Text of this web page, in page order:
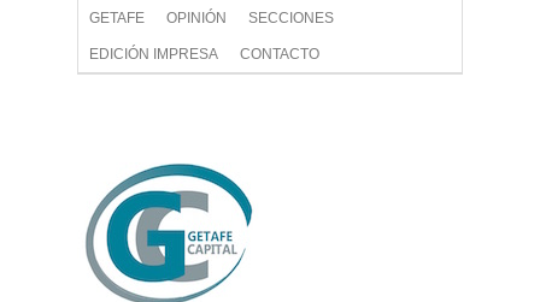
GETAFE OPINIÓN SECCIONES
EDICIÓN IMPRESA CONTACTO